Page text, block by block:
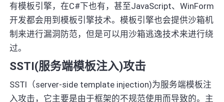
有模板引擎，在C#下也有，甚至JavaScript、WinForm
开发都会用到模板引擎技术。模板引擎也会提供沙箱机
制来进行漏洞防范，但是可以用沙箱逃逸技术来进行绕
过。
SSTI(服务端模板注入)攻击
SSTI（server-side template injection)为服务端模板注
入攻击，它主要是由于框架的不规范使用而导致的。主